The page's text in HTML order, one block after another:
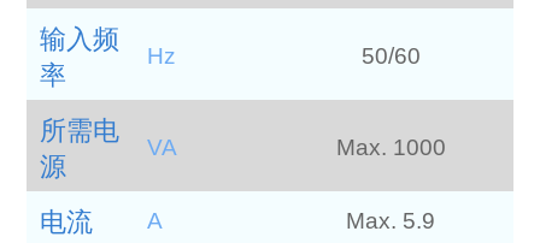
输入频
率
Hz 50/60
所需电
源
VA Max. 1000
电流 A Max. 5.9